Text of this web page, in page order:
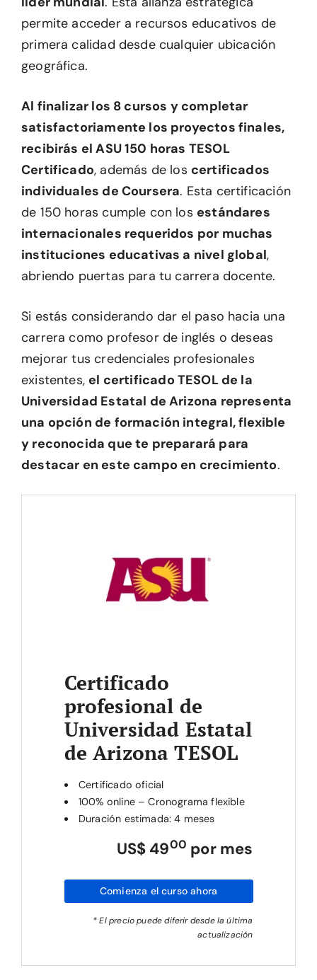
permite acceder a recursos educativos de
primera calidad desde cualquier ubicación
geográfica.
Al finalizar los 8 cursos y completar
satisfactoriamente los proyectos finales,
recibirás el ASU 150 horas TESOL
Certificado, además de los certificados
individuales de Coursera. Esta certificación
de 150 horas cumple con los estándares
internacionales requeridos por muchas
instituciones educativas a nivel global,
abriendo puertas para tu carrera docente.
Si estás considerando dar el paso hacia una
carrera como profesor de inglés o deseas
mejorar tus credenciales profesionales
existentes, el certificado TESOL de la
Universidad Estatal de Arizona representa
una opción de formación integral, flexible
y reconocida que te preparará para
destacar en este campo en crecimiento.
Certificado
profesional de
Universidad Estatal
de Arizona TESOL
Certificado oficial
100% online – Cronograma flexible
Duración estimada: 4 meses
US$ 4900 por mes
Comienza el curso ahora
* El precio puede diferir desde la última
actualización